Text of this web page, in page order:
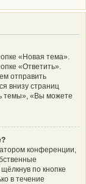
«Новая тема».
«Ответить».
отправить
внизу страниц
темы», «Вы можете
конференции,
по кнопке
в течение